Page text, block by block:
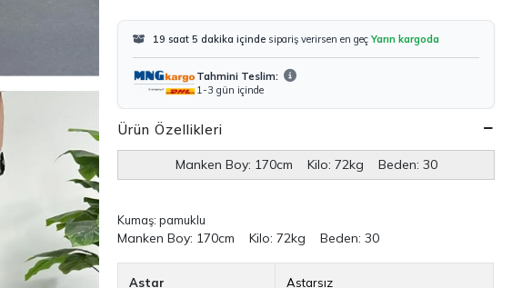
19 saat 5 dakika içinde sipariş verirsen en geçYarın kargoda
Tahmini Teslim:
1-3 gün içinde
Ürün Özellikleri
Manken Boy: 170cm Kilo: 72kg Beden: 30
Kumaş: pamuklu
Manken Boy: 170cm Kilo: 72kg Beden: 30
Astar Astarsız